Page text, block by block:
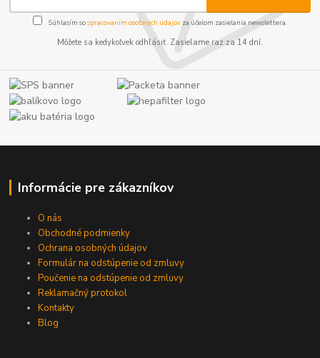
Súhlasím sospracovaním osobných údajov za účelom zasielania newslettera.
Môžete sa kedykoľvek odhlásiť. Zasielame raz za 14 dní.
Informácie pre zákazníkov
O nás
Obchodné podmienky
Ochrana osobných údajov
Formulár na odstúpenie od zmluvy
Poučenie na odstúpenie od zmluvy
Reklamačný protokol
Kontakty
Blog